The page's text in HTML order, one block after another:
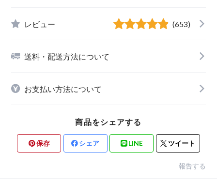
レビュー (653)
送料・配送方法について
お支払い方法について
商品をシェアする
保存 シェア LINE ツイート
報告する